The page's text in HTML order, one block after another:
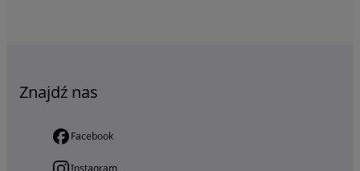
Znajdź nas
Facebook